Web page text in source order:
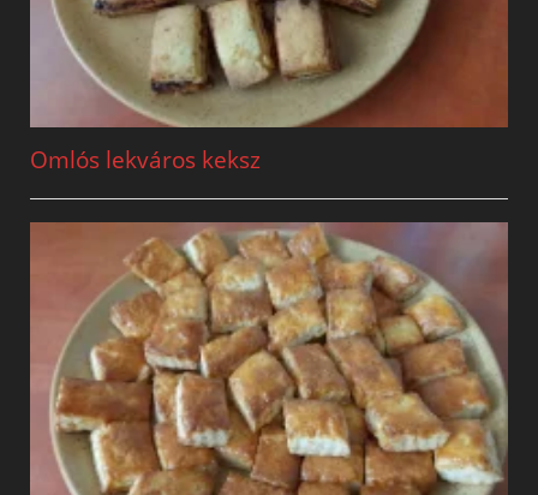
Omlós lekváros keksz